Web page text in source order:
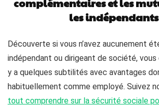
complémentaires et les
les indépendants
Découverte si vous n’avez aucunement
indépendant ou dirigeant de société, vous
y a quelques subtilités avec avantages
habituellement comme employé. Suivez
tout comprendre sur la sécurité sociale